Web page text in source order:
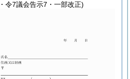
令7議会告示7・一部改正)